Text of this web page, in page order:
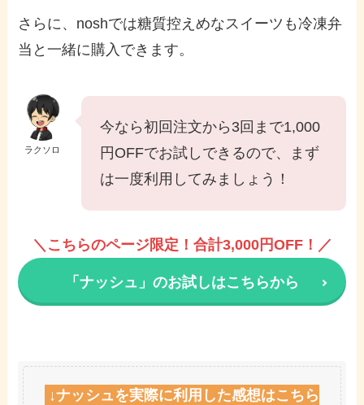
さらに、noshでは糖質控えめなスイーツも冷凍弁
当と一緒に購入できます。
ラクソロ
今なら初回注文から3回まで1,000
円OFFでお試しできるので、まず
は一度利用してみましょう！
＼こちらのページ限定！合計3,000円OFF！／
「ナッシュ」のお試しはこちらから
↓ナッシュを実際に利用した感想はこちら